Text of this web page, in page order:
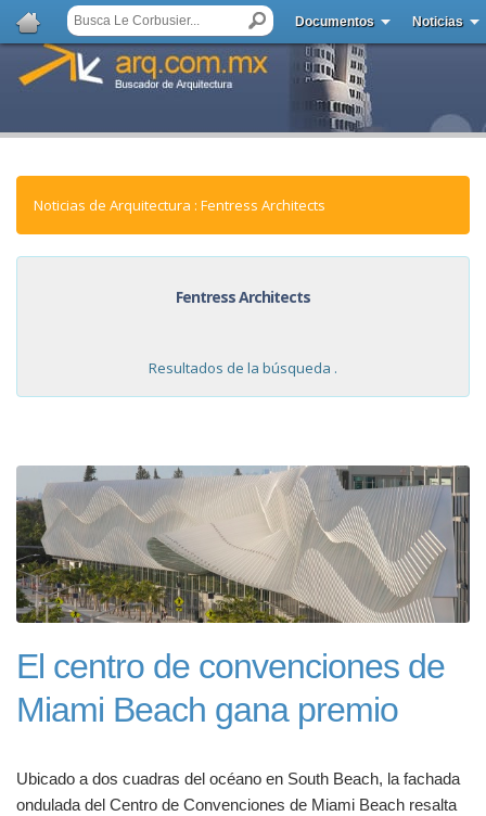
Documentos Noticias
Noticias de Arquitectura : Fentress Architects
Fentress Architects
Resultados de la búsqueda .
El centro de convenciones de
Miami Beach gana premio
Ubicado a dos cuadras del océano en South Beach, la fachada
ondulada del Centro de Convenciones de Miami Beach resalta